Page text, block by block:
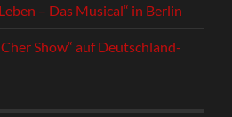
– Das Musical“ in Berlin
Show“ auf Deutschland-